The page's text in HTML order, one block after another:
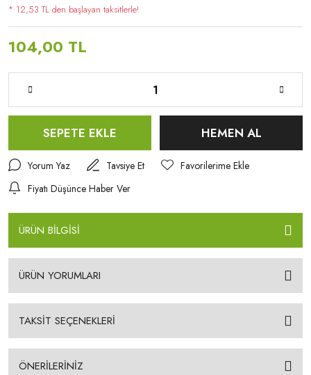
* 12,53 TL den başlayan taksitlerle!
104,00 TL
SEPETE EKLE HEMEN AL
Yorum Yaz
Tavsiye Et
Fiyatı Düşünce Haber Ver
ÜRÜN BİLGİSİ
ÜRÜN YORUMLARI
TAKSİT SEÇENEKLERİ
ÖNERİLERİNİZ